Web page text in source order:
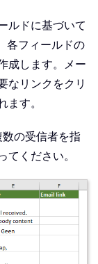
ルドに基づいて
各フィールドの
成します。メー
なリンクをクリ
す。
の受信者を指
ください。